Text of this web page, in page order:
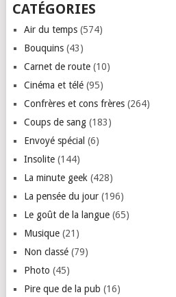
CATÉGORIES
Air du temps(574)
Bouquins(43)
Carnet de route(10)
Cinéma et télé(95)
Confrères et cons frères(264)
Coups de sang(183)
Envoyé spécial (6)
Insolite(144)
La minute geek (428)
La pensée du jour(196)
Le goût de la langue(65)
Musique(21)
Non classé(79)
Photo (45)
Pire que de la pub (16)